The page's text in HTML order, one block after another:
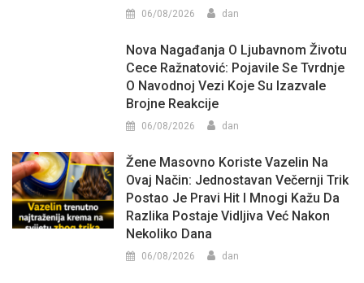
06/08/2026 dan
Nova Nagađanja O Ljubavnom Životu
Cece Ražnatović: Pojavile Se Tvrdnje
O Navodnoj Vezi Koje Su Izazvale
Brojne Reakcije
06/08/2026 dan
Žene Masovno Koriste Vazelin Na
Ovaj Način: Jednostavan Večernji Trik
Postao Je Pravi Hit I Mnogi Kažu Da
Razlika Postaje Vidljiva Već Nakon
Nekoliko Dana
06/08/2026 dan